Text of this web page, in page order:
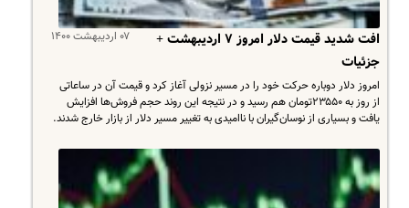
۰۷ اردیبهشت ۱۴۰۰
افت شدید قیمت دلار امروز ۷ اردیبهشت +
جزئیات
امروز دلار دوباره حرکت خود را در مسیر نزولی آغاز کرد و قیمت آن در ساعاتی
از روز به ۲۳۵۵۰تومان هم رسید و در نتیجه این روند حجم فروش‌ها افزایش
یافت و بسیاری از نوسان‌گیران با ناامیدی به تغییر مسیر دلار از بازار خارج شدند.​